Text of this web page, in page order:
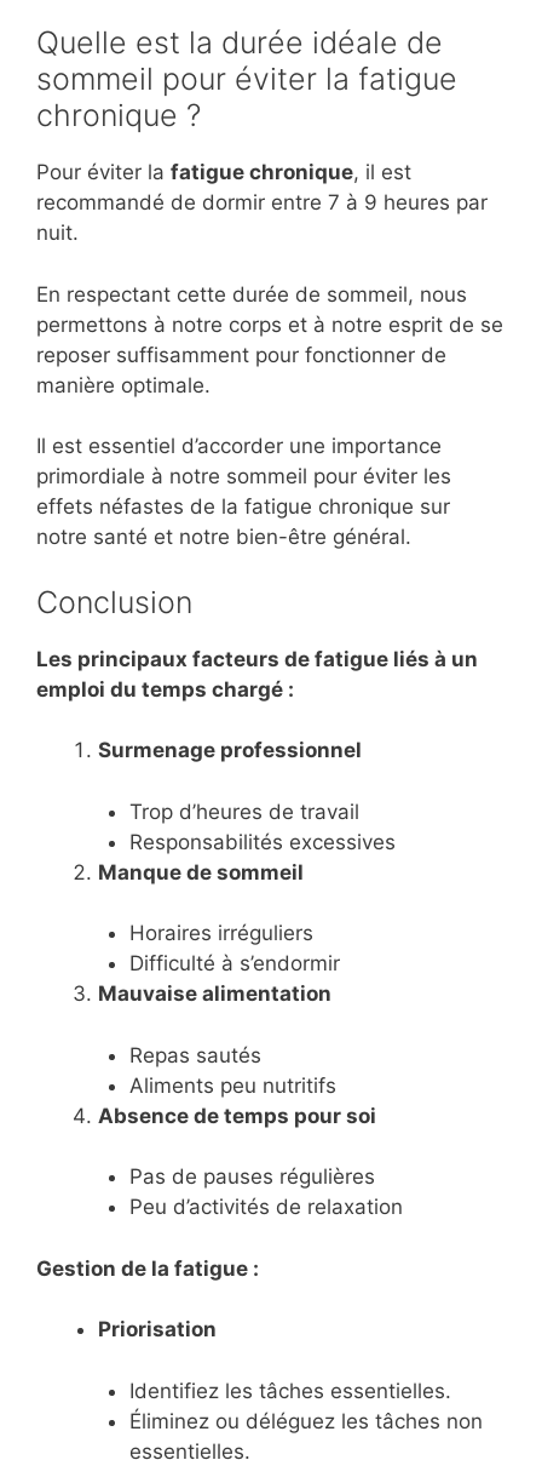
Quelle est la durée idéale de
sommeil pour éviter la fatigue
chronique ?
Pour éviter la fatigue chronique, il est
recommandé de dormir entre 7 à 9 heures par
nuit.
En respectant cette durée de sommeil, nous
permettons à notre corps et à notre esprit de se
reposer suffisamment pour fonctionner de
manière optimale.
Il est essentiel d’accorder une importance
primordiale à notre sommeil pour éviter les
effets néfastes de la fatigue chronique sur
notre santé et notre bien-être général.
Conclusion
Les principaux facteurs de fatigue liés à un
emploi du temps chargé :
Surmenage professionnel
Trop d’heures de travail
Responsabilités excessives
Manque de sommeil
Horaires irréguliers
Difficulté à s’endormir
Mauvaise alimentation
Repas sautés
Aliments peu nutritifs
Absence de temps pour soi
Pas de pauses régulières
Peu d’activités de relaxation
Gestion de la fatigue :
Priorisation
Identifiez les tâches essentielles.
Éliminez ou déléguez les tâches non
essentielles.